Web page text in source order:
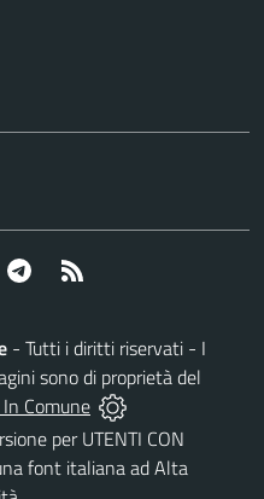
Telegram
- Tutti i diritti riservati - I
sono di proprietà del
Comune
per UTENTI CON
font italiana ad Alta